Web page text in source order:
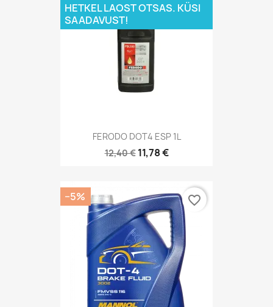
FERODO DOT4 ESP 1L
12,40 € 11,78 €
HETKEL LAOST OTSAS. KÜSI
SAADAVUST!
−5% favorite_border